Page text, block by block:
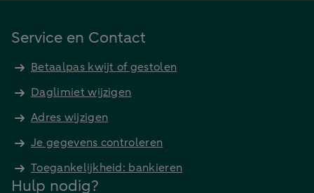
Service en Contact
Betaalpas kwijt of gestolen
Daglimiet wijzigen
Adres wijzigen
Je gegevens controleren
Toegankelijkheid: bankieren
Hulp nodig?